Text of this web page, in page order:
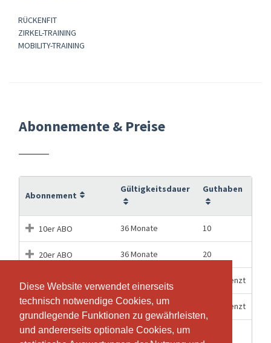
Diese Website verwendet einerseits
technisch notwendige Cookies, um
grundlegende Funktionen zu gewährleisten,
und andererseits optionale Cookies, um
Diese Website verwendet einerseits
technisch notwendige Cookies, um
grundlegende Funktionen zu gewährleisten,
und andererseits optionale Cookies, um
RÜCKENFIT
ZIRKEL-TRAINING
MOBILITY-TRAINING
Abonnemente & Preise
Abonnement
Gültigkeitsdauer Guthaben
10er ABO 36 Monate 10
20er ABO 36 Monate 20
3-Monats ABO 3 Monate Unbegrenzt
6-Monats ABO 6 Monate Unbegrenzt
Einzel-Lektion 1 Stunden